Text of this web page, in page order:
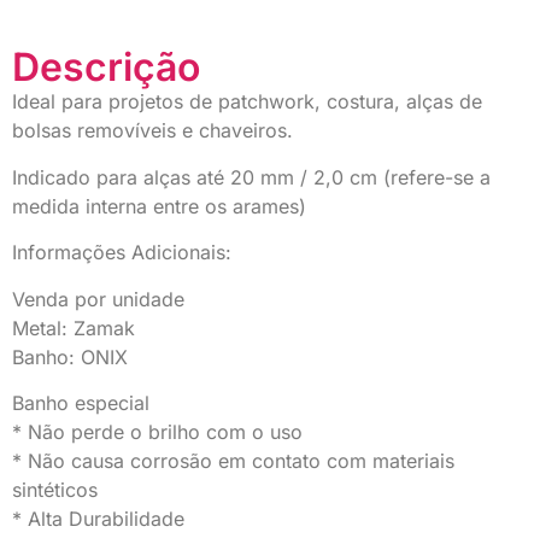
Descrição
Ideal para projetos de patchwork, costura, alças de
bolsas removíveis e chaveiros.
Indicado para alças até 20 mm / 2,0 cm (refere-se a
medida interna entre os arames)
Informações Adicionais:
Venda por unidade
Metal: Zamak
Banho: ONIX
Banho especial
* Não perde o brilho com o uso
* Não causa corrosão em contato com materiais
sintéticos
* Alta Durabilidade